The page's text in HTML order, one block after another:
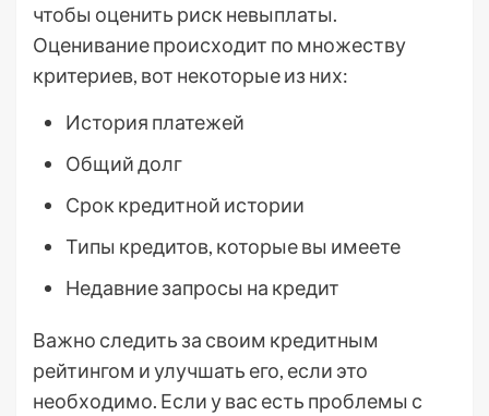
чтобы оценить риск невыплаты.
Оценивание происходит по множеству
критериев, вот некоторые из них:
История платежей
Общий долг
Срок кредитной истории
Типы кредитов, которые вы имеете
Недавние запросы на кредит
Важно следить за своим кредитным
рейтингом и улучшать его, если это
необходимо. Если у вас есть проблемы с